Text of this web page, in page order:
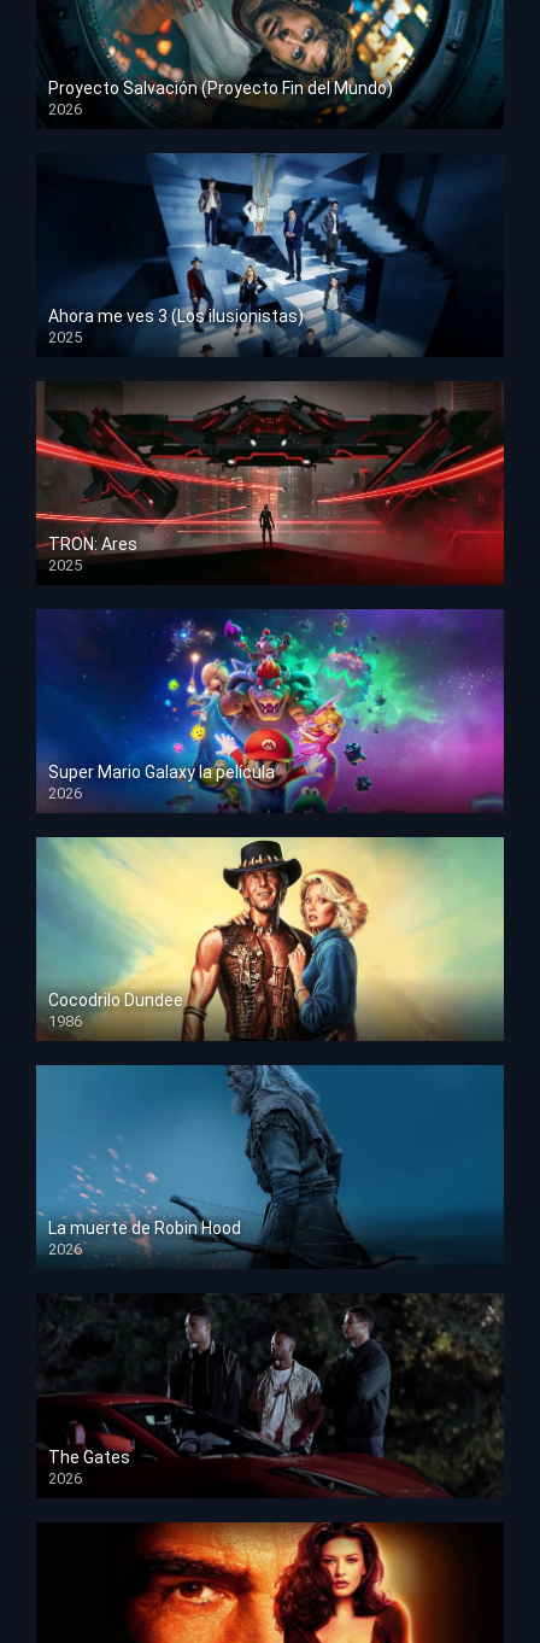
Proyecto Salvación (Proyecto Fin del Mundo)
2026
HD 1080p
Ahora me ves 3 (Los ilusionistas)
2025
HD 1080p
TRON: Ares
2025
HD 1080p
Super Mario Galaxy la película
2026
HD 1080p
Cocodrilo Dundee
1986
HD 1080p
La muerte de Robin Hood
2026
HD 1080p
The Gates
2026
HD 1080p